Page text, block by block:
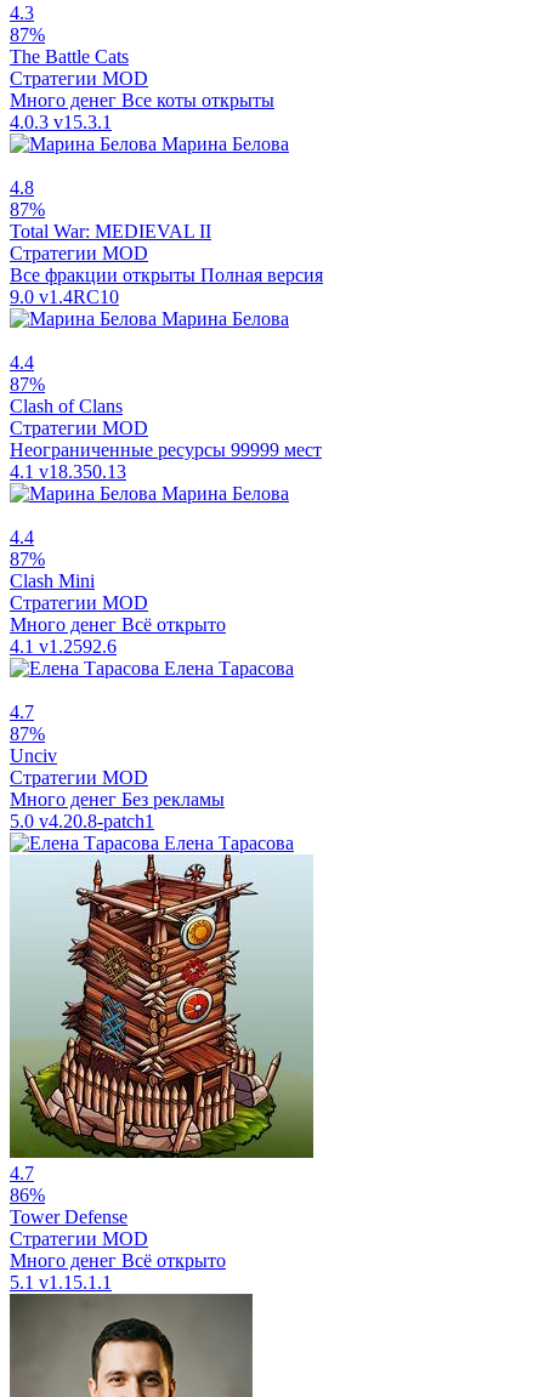
4.3
87%
The Battle Cats
Стратегии MOD
Много денег Все коты открыты
4.0.3 v15.3.1
Марина Белова
4.8
87%
Total War: MEDIEVAL II
Стратегии MOD
Все фракции открыты Полная версия
9.0 v1.4RC10
Марина Белова
4.4
87%
Clash of Clans
Стратегии MOD
Неограниченные ресурсы 99999 мест
4.1 v18.350.13
Марина Белова
4.4
87%
Clash Mini
Стратегии MOD
Много денег Всё открыто
4.1 v1.2592.6
Елена Тарасова
4.7
87%
Unciv
Стратегии MOD
Много денег Без рекламы
5.0 v4.20.8-patch1
Елена Тарасова
4.7
86%
Tower Defense
Стратегии MOD
Много денег Всё открыто
5.1 v1.15.1.1